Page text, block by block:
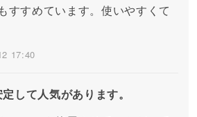
すすめています。使いやすくて
17:40
して人気があります。